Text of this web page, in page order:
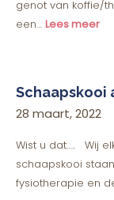
genot van koffie/
een… Lees meer
28 maart, 2022
Wist u dat….. Wij
schaapskooi
fysiotherapie en